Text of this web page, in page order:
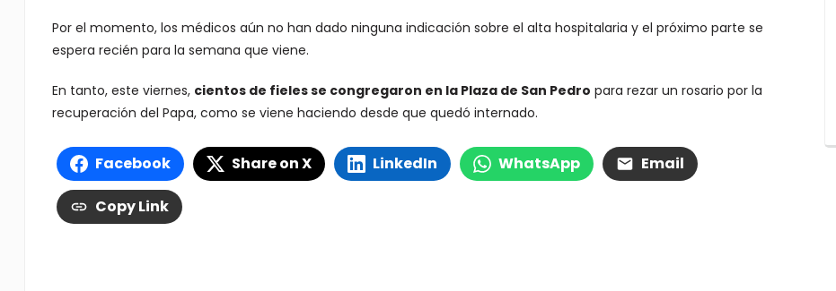
Por el momento, los médicos aún no han dado ninguna indicación sobre el alta hospitalaria y el próximo parte se
espera recién para la semana que viene.
En tanto, este viernes, cientos de fieles se congregaron en la Plaza de San Pedro para rezar un rosario por la
recuperación del Papa, como se viene haciendo desde que quedó internado.
Facebook Share on X LinkedIn WhatsApp Email
Copy Link